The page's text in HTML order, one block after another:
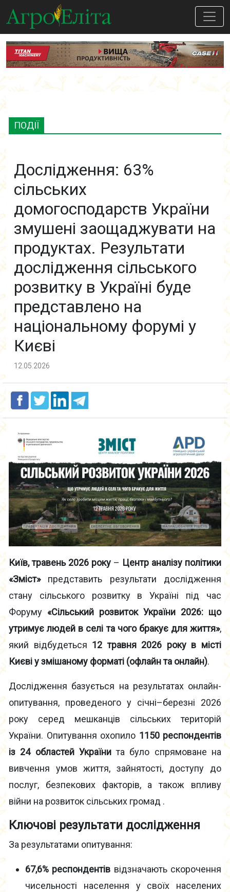
ПОДІЇ
Дослідження: 63%
сільських
домогосподарств України
змушені заощаджувати на
продуктах. Результати
дослідження сільського
розвитку в Україні буде
представлено на
національному форумі у
Києві
12.05.2026
Київ, травень 2026 року – Центр аналізу політики
«Зміст»представить результати дослідження
стану сільського розвитку в Україні під час
Форуму «Сільський розвиток України 2026: що
утримує людей в селі та чого бракує для життя»,
який відбудеться 12 травня 2026 року в місті
Києві у змішаному форматі (офлайн та онлайн).
Дослідження базується на результатах онлайн-
опитування, проведеного у січні–березні 2026
року серед мешканців сільських територій
України. Опитування охопило 1150 респондентів
із 24 областей Українита було спрямоване на
вивчення умов життя, зайнятості, доступу до
послуг, безпекових факторів, а також впливу
війни на розвиток сільських громад .
Ключові результати дослідження
За результатами опитування:
67,6% респондентів відзначають скорочення
чисельності населення у своїх населених